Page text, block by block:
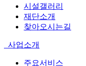
시설갤러리
재단소개
찾아오시는길
사업소개
주요서비스